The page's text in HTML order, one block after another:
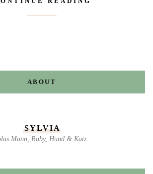
ABOUT
SYLVIA
Mann, Baby, Hund & Katz